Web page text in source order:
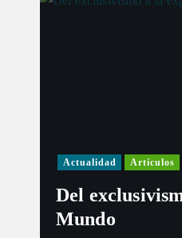
Actualidad Artículos
Del
Mundo